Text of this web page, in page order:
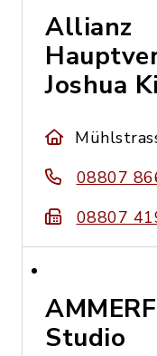
Allianz
Joshua
08807
08807
Studio